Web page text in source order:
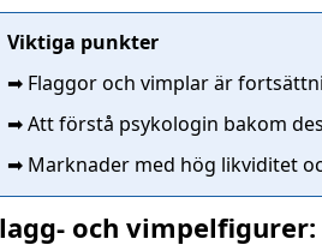
Viktiga punkter
➡️ Flaggor och vimplar är
➡️ Att förstå psykologin bakom
➡️ Marknader med hög likviditet
och